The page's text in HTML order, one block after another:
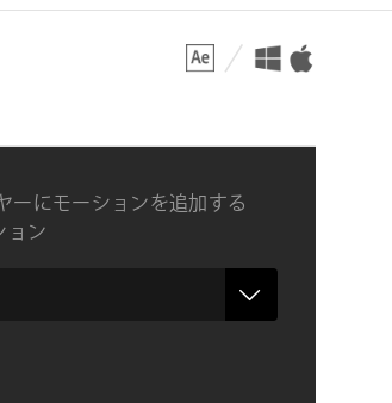
ィ
リ
ィ・
ナ
ゲ
ー
対応プラットフォーム 対応OS
ーにモーションを追加する
ョン